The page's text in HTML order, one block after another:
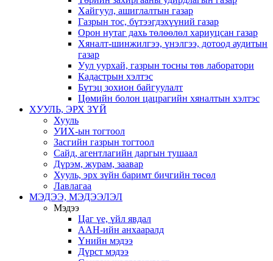
Хайгуул, ашиглалтын газар
Газрын тос, бүтээгдэхүүний газар
Орон нутаг дахь төлөөлөл хариуцсан газар
Хяналт-шинжилгээ, үнэлгээ, дотоод аудитын
газар
Уул уурхай, газрын тосны төв лаборатори
Кадастрын хэлтэс
Бүтэц зохион байгуулалт
Цөмийн болон цацрагийн хяналтын хэлтэс
ХУУЛЬ, ЭРХ ЗҮЙ
Хууль
УИХ-ын тогтоол
Засгийн газрын тогтоол
Сайд, агентлагийн даргын тушаал
Дүрэм, журам, заавар
Хууль, эрх зүйн баримт бичгийн төсөл
Лавлагаа
МЭДЭЭ, МЭДЭЭЛЭЛ
Мэдээ
Цаг үе, үйл явдал
ААН-ийн анхааралд
Үнийн мэдээ
Дүрст мэдээ